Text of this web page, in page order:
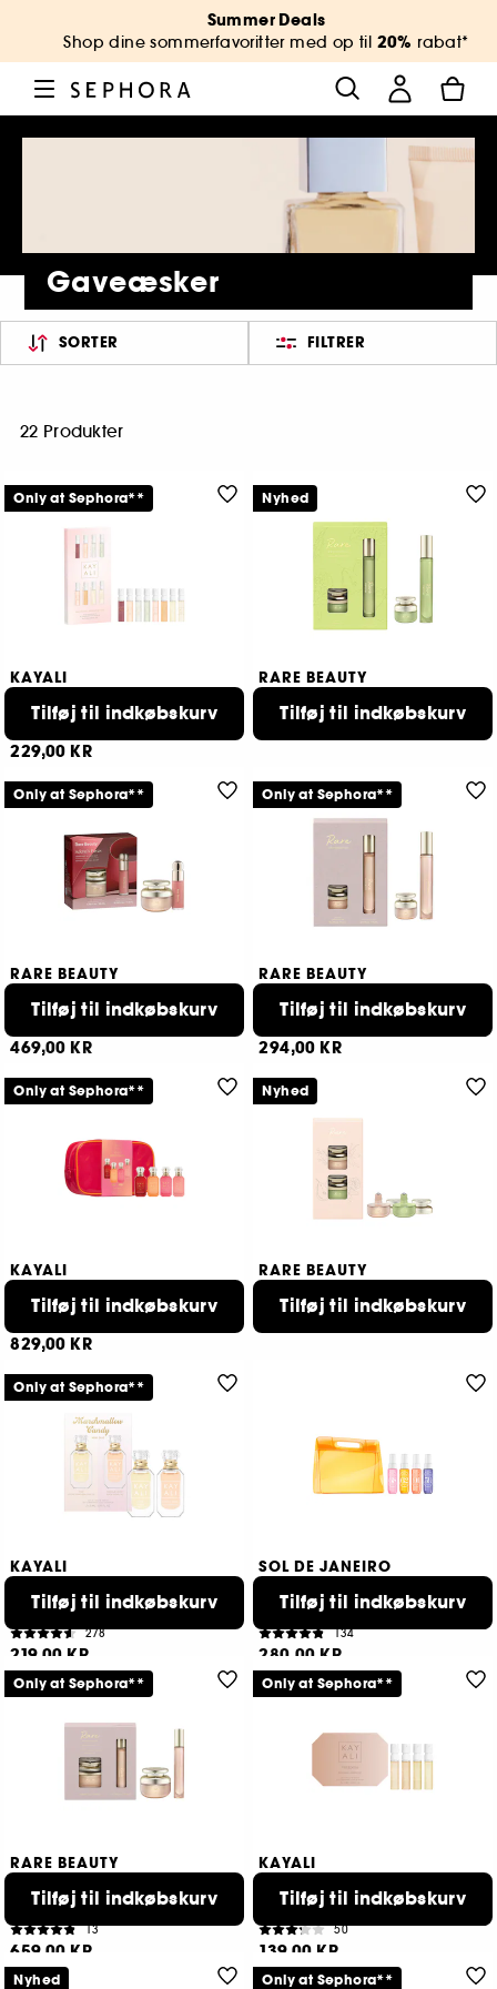
Summer Deals
Shop dine sommerfavoritter med op til 20% rabat*
Gaveæsker
SORTER FILTRER
22 Produkter
KAYALI
Discovery Layering Set
Opdagelsessæt
229,00 KR
Tilføj til indkøbskurv
Only at Sephora**
RARE BEAUTY
Rare Beginnings
Rejsesæt
289,00 KR
Tilføj til indkøbskurv
Nyhed
RARE BEAUTY
Selena's Faves
Sæt med parfume og blush
469,00 KR
Tilføj til indkøbskurv
Only at Sephora**
RARE BEAUTY
Mini Rare Eau de Parfum Set
Eau De Parfum minisæt
294,00 KR
Tilføj til indkøbskurv
Only at Sephora**
KAYALI
Edens Obsessions
Miniparfumesæt til kvinder
829,00 KR
Tilføj til indkøbskurv
Only at Sephora**
RARE BEAUTY
Rare Moments
Duo Eau de Parfum Roll-on
276,00 KR
Tilføj til indkøbskurv
Nyhed
KAYALI
Marshmallow Candy Mini
Duo
Parfumesæt
278
219,00 KR
Tilføj til indkøbskurv
Only at Sephora**
SOL DE JANEIRO
Ipanema Sunrise Cheirosa
Perfume Mist Set
Æske med duftmist
134
280,00 KR
Tilføj til indkøbskurv
RARE BEAUTY
Rare Eau De Parfum Vanilla
And Caramel
Parfume gaveæske til kvinder
13
659,00 KR
Tilføj til indkøbskurv
Only at Sephora**
KAYALI
Freedom Discovery Layering
Set
Samples Sæt
50
139,00 KR
Tilføj til indkøbskurv
Only at Sephora**
Nyhed Only at Sephora**